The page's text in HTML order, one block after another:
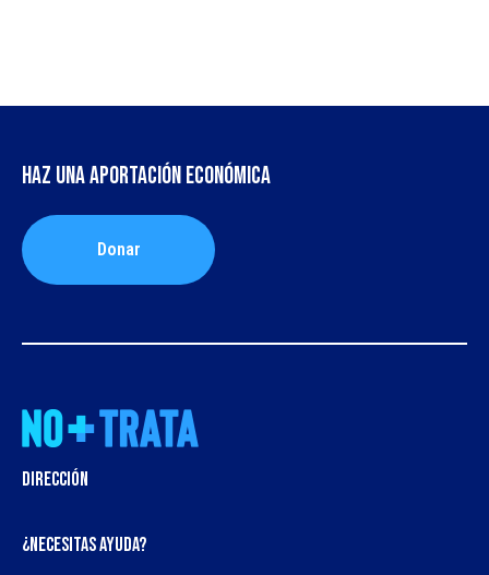
Haz una aportación económica
Donar
DIRECCIÓN
¿NECESITAS AYUDA?